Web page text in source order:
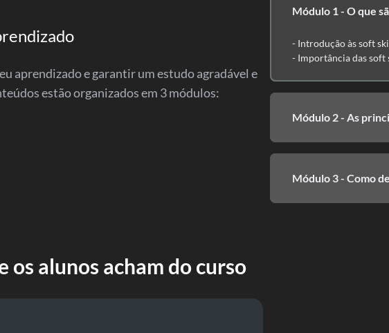
aprendizado e garantir um estudo agradável e
estão organizados em 3 módulos:
Módulo 1 - O que
- Introdução às soft
- Importância das soft
Módulo 2 - As
Módulo 3 - Como
os alunos acham do curso